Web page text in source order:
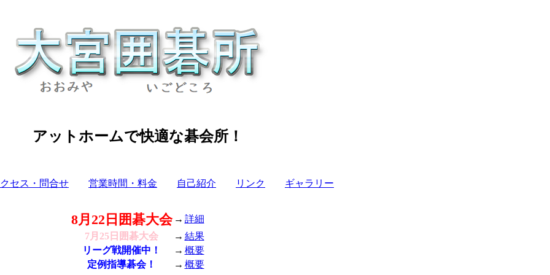
アットホームで快適な碁会所！
セス・問合せ 営業時間・料金 自己紹介 リンク ギャラリー
8月22日囲碁大会 → 詳細
7月25日囲碁大会
→ 結果
リーグ戦開催中！
→ 概要
定例指導碁会！
→ 概要